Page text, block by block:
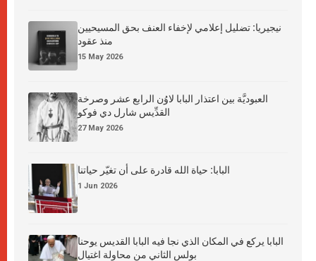
نيجيريا: تضليل إعلامي لإخفاء العنف بحق المسيحيين
منذ عقود
15 May 2026
العبوديَّة بين اعتذار البابا لاوُن الرابع عشر وصرخة
القدِّيس شارل دي فوكو
27 May 2026
البابا: حياة الله قادرة على أن تغيّر حياتنا
1 Jun 2026
البابا يركع في المكان الذي نجا فيه البابا القديس يوحنا
بولس الثاني من محاولة اغتيال